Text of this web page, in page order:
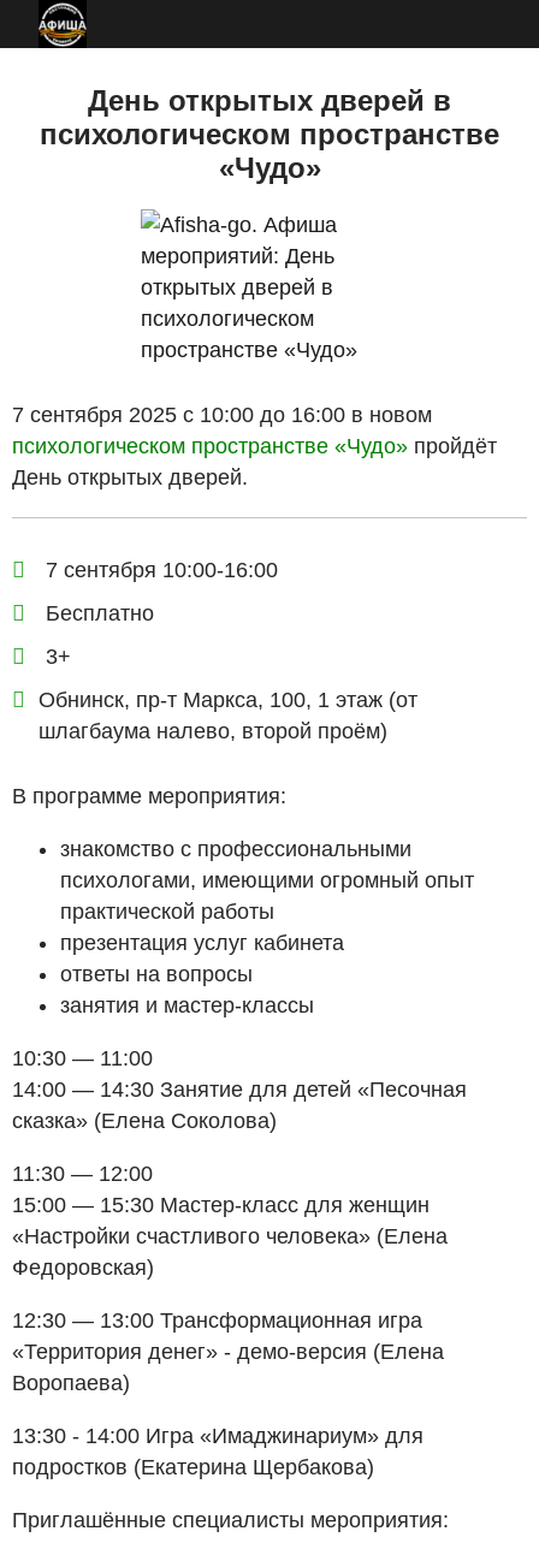
Перейти
к
содержаниюДень открытых дверей в
психологическом пространстве
«Чудо»
7 сентября 2025 с 10:00 до 16:00 в новом
психологическом пространстве «Чудо» пройдёт
День открытых дверей.
7 сентября 10:00-16:00
Бесплатно
3+
Обнинск, пр-т Маркса, 100, 1 этаж (от
шлагбаума налево, второй проём)
В программе мероприятия:
знакомство с профессиональными
психологами, имеющими огромный опыт
практической работы
презентация услуг кабинета
ответы на вопросы
занятия и мастер-классы
10:30 — 11:00
14:00 — 14:30 Занятие для детей «Песочная
сказка» (Елена Соколова)
11:30 — 12:00
15:00 — 15:30 Мастер-класс для женщин
«Настройки счастливого человека» (Елена
Федоровская)
12:30 — 13:00 Трансформационная игра
«Территория денег» - демо-версия (Елена
Воропаева)
13:30 - 14:00 Игра «Имаджинариум» для
подростков (Екатерина Щербакова)
Приглашённые специалисты мероприятия: